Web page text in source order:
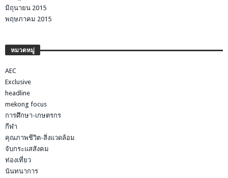
มิถุนายน 2015
พฤษภาคม 2015
หมวดหมู่
AEC
Exclusive
headline
mekong focus
การศึกษา-เกษตรกร
กีฬา
คุณภาพชีวิต-สิ่งแวดล้อม
จับกระแสสังคม
ท่องเที่ยว
นันทนาการ